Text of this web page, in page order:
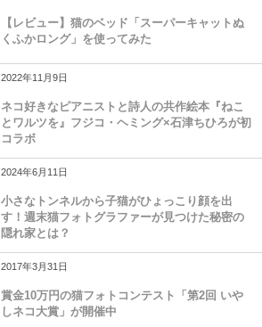
【レビュー】猫のベッド「スーパーキャットぬ
くふかロング」を使ってみた
2022年11月9日
ネコ好きなピアニストと詩人の共作絵本『ねこ
とワルツを』フジコ・ヘミング×石津ちひろが初
コラボ
2024年6月11日
小さなトンネルから子猫がひょっこり顔を出
す！週末猫フォトグラファーが見つけた秘密の
隠れ家とは？
2017年3月31日
賞金10万円の猫フォトコンテスト「第2回 いや
しネコ大賞」が開催中